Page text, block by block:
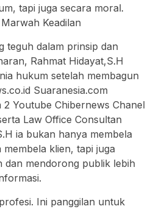
tapi juga secara moral.
Keadilan
teguh dalam prinsip dan
Rahmat Hidayat,S.H
hukum setelah membagun
Suaranesia.com
Youtube Chibernews Chanel
Law Office Consultan
ia bukan hanya membela
klien, tapi juga
dan mendorong publik lebih
Ini panggilan untuk